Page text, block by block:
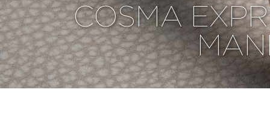
COSMA